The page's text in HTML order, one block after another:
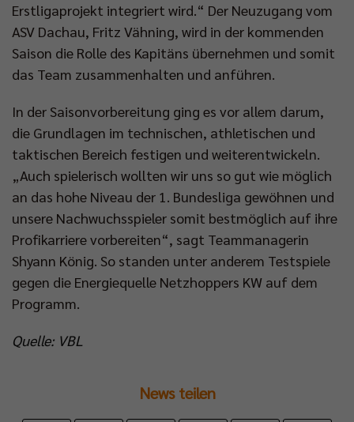
Erstligaprojekt integriert wird.“ Der Neuzugang vom
ASV Dachau, Fritz Vähning, wird in der kommenden
Saison die Rolle des Kapitäns übernehmen und somit
das Team zusammenhalten und anführen.
In der Saisonvorbereitung ging es vor allem darum,
die Grundlagen im technischen, athletischen und
taktischen Bereich festigen und weiterentwickeln.
„Auch spielerisch wollten wir uns so gut wie möglich
an das hohe Niveau der 1. Bundesliga gewöhnen und
unsere Nachwuchsspieler somit bestmöglich auf ihre
Profikarriere vorbereiten“, sagt Teammanagerin
Shyann König. So standen unter anderem Testspiele
gegen die Energiequelle Netzhoppers KW auf dem
Programm.
Quelle: VBL
News teilen